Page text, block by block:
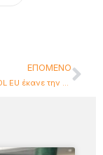
ΕΠΌΜΕΝΟ
Το έργο REDOL EU έκανε την εναρκτήρια εκδήλωση στη Σαραγόσα